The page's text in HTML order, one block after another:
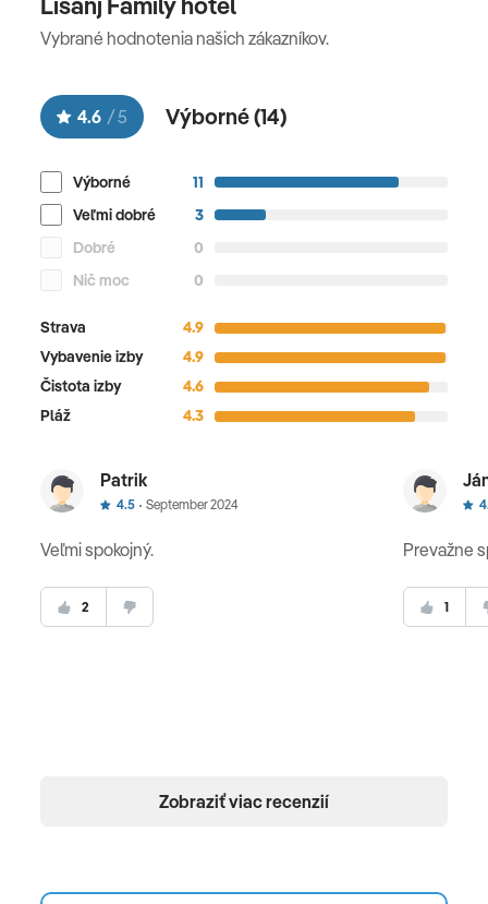
Vybrané hodnotenia našich zákazníkov.
4.6 /5 Výborné (14)
Výborné
11
Veľmi dobré
3
Dobré
0
Nič moc
0
Strava
4.9
Vybavenie izby
4.9
Čistota izby
4.6
Pláž
4.3
Patrik
4.5 September 2024
Veľmi spokojný.
2
Prevažne
1
Zobraziť viac recenzií